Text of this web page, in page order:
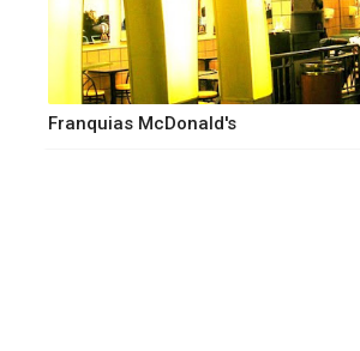
Franquias McDonald's